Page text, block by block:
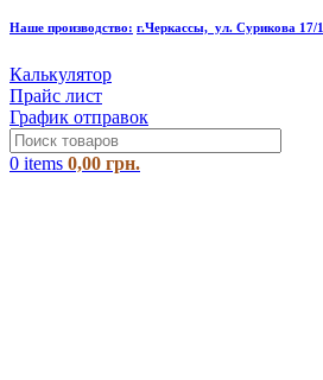
Наше производство: г.Черкассы, ул. Сурикова 17/1
Калькулятор
Прайс лист
График отправок
0 items 0,00 грн.